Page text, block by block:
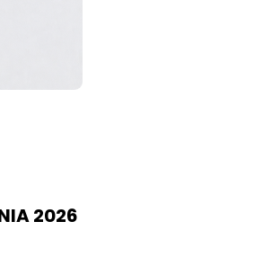
2026